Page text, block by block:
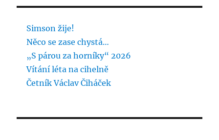
Simson žije!
Něco se zase chystá…
„S párou za horníky“ 2026
Vítání léta na cihelně
Četník Václav Čiháček